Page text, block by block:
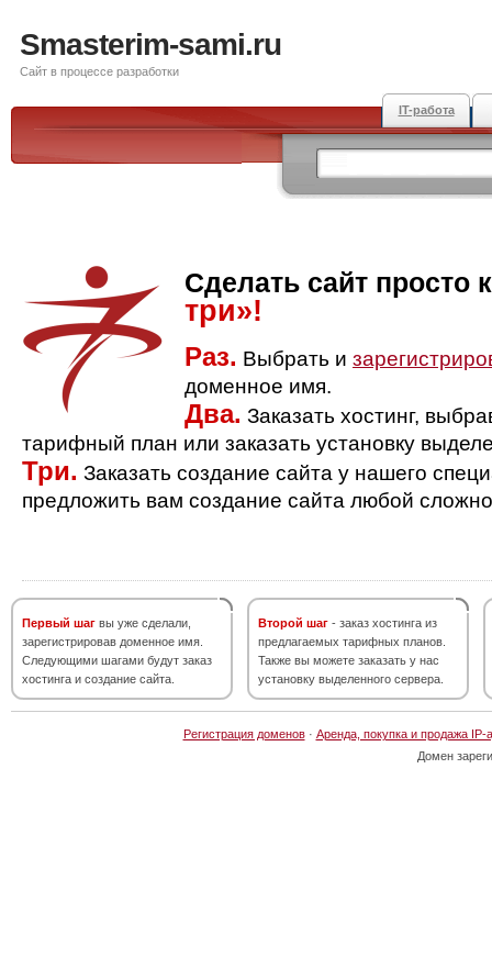
Smasterim-sami.ru
Сайт в процессе разработки
IT-работа
Сделать сайт просто
три»!
Раз. Выбрать и
доменное имя.
Два. Заказать хостинг,
тарифный план или заказать установку
Три. Заказать создание сайта у нашего
предложить вам создание сайта любой
Первый шаг вы уже сделали,
зарегистрировав доменное имя.
Следующими шагами будут заказ
хостинга и создание сайта.
Второй шаг - заказ хостинга из
предлагаемых тарифных планов.
Также вы можете заказать у нас
установку выделенного сервера.
Регистрация доменов· Аренда, покупка и продажа IP-
Домен